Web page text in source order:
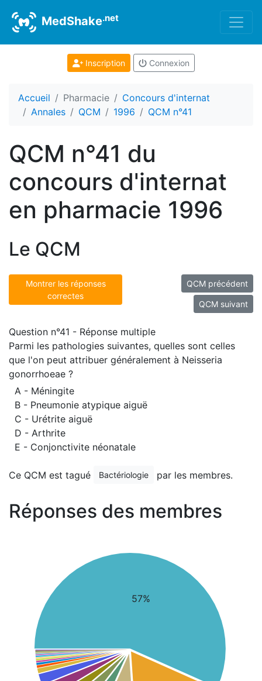
MedShake.net
Inscription Connexion
Accueil Pharmacie
Concours d'internat
Annales
QCM 1996 QCM n°41
QCM n°41 du
concours d'internat
en pharmacie 1996
Le QCM
Montrer les réponses
correctes
QCM précédent
QCM suivant
Question n°41 - Réponse multiple
Parmi les pathologies suivantes, quelles sont celles
que l'on peut attribuer généralement à Neisseria
gonorrhoeae ?
A - Méningite
B - Pneumonie atypique aiguë
C - Urétrite aiguë
D - Arthrite
E - Conjonctivite néonatale
Ce QCM est tagué Bactériologie par les membres.
Réponses des membres
57%